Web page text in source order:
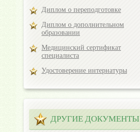
Диплом о переподготовке
Диплом о дополнительном
образовании
Медицинский сертификат
специалиста
Удостоверение интернатуры
ДРУГИЕ ДОКУМЕНТЫ